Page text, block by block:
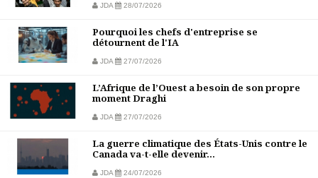
JDA 28/07/2026
Pourquoi les chefs d'entreprise se
détournent de l'IA
JDA 27/07/2026
L’Afrique de l’Ouest a besoin de son propre
moment Draghi
JDA 27/07/2026
La guerre climatique des États-Unis contre le
Canada va-t-elle devenir...
JDA 24/07/2026